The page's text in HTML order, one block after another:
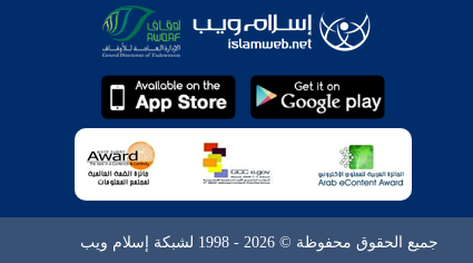
جميع الحقوق محفوظة © 2026 - 1998 لشبكة إسلام ويب